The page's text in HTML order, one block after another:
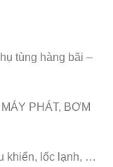
tùng hàng bãi –
PHÁT, BƠM
khiển, lốc lạnh, …